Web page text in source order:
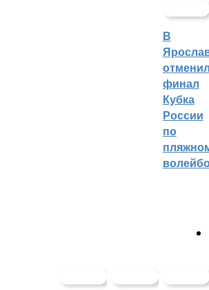
В
финал
Кубка
России
по